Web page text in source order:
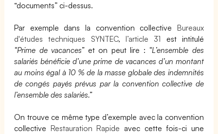
“documents” ci-dessus.
Par exemple dans la convention collective Bureaux
d'études techniques SYNTEC,l’article 31 est intitulé
“Prime de vacances”et on peut lire : “L’ensemble des
salariés bénéficie d’une prime de vacances d’un montant
au moins égal à 10 % de la masse globale des indemnités
de congés payés prévus par la convention collective de
l’ensemble des salariés.”
On trouve ce même type d’exemple avec la convention
collective Restauration Rapide avec cette fois-ci une